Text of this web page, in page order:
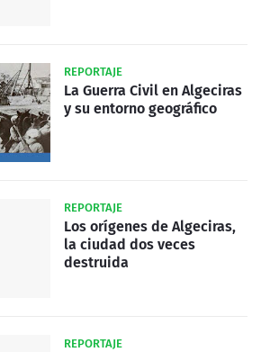
REPORTAJE
La Guerra Civil en Algeciras
y su entorno geográfico
REPORTAJE
Los orígenes de Algeciras,
la ciudad dos veces
destruida
REPORTAJE